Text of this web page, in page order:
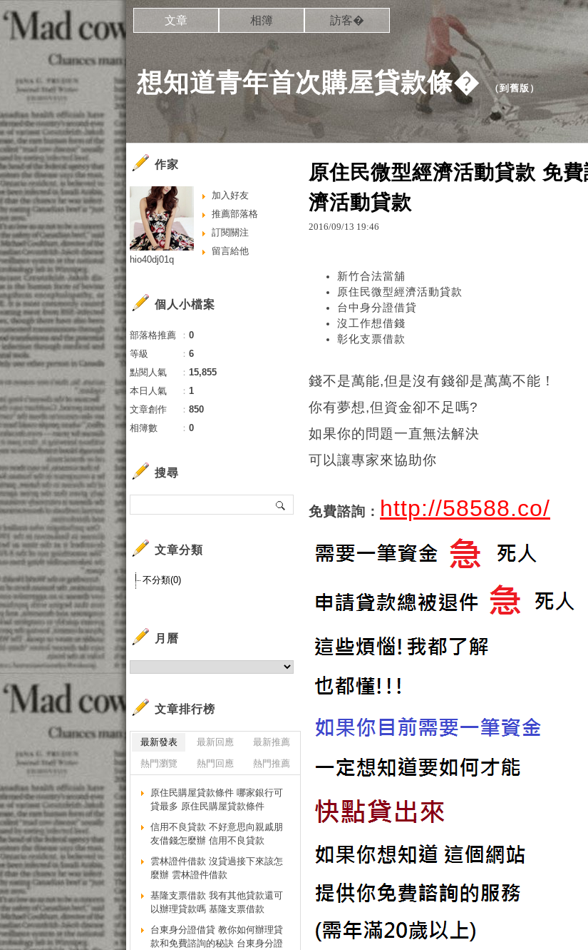
想知道青年首次購屋貸款條� （到舊版 ）
文章 相簿 訪客�
原住民微型經濟活動貸款 免
濟活動貸款
2016/09/13 19:46
新竹合法當舖
原住民微型經濟活動貸款
台中身分證借貸
沒工作想借錢
彰化支票借款
錢不是萬能,但是沒有錢卻是萬萬不能！
你有夢想,但資金卻不足嗎?
如果你的問題一直無法解決
可以讓專家來協助你
免費諮詢： http://58588.co/
作家
加入好友
推薦部落格
訂閱關注
留言給他
hio40dj01q
個人小檔案
部落格推薦 ： 0
等級
： 6
點閱人氣
： 15,855
本日人氣
： 1
文章創作
： 850
相簿數
： 0
搜尋
文章分類
不分類(0)
月曆
文章排行榜
最新發表 最新回應
最新推薦
熱門瀏覽
熱門回應 熱門推薦
原住民購屋貸款條件 哪家銀行可
貸最多 原住民購屋貸款條件
信用不良貸款 不好意思向親戚朋
友借錢怎麼辦 信用不良貸款
雲林證件借款 沒貸過接下來該怎
麼辦 雲林證件借款
基隆支票借款 我有其他貸款還可
以辦理貸款嗎 基隆支票借款
台東身分證借貸 教你如何辦理貸
款和免費諮詢的秘訣 台東身分證